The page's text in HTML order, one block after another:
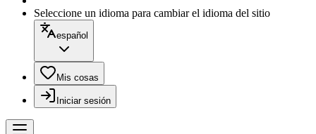
Seleccione un idioma para cambiar el idioma del sitio
español
Mis cosas
Iniciar sesión